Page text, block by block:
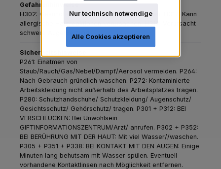
Gefahrenhinweise
H302: Gesundheitsschädlich bei Verschlucken.
H317: Kann
allergische Hautreaktionen verursachen.
H319: Verursacht
schwere Augenreizung.
Sicherheitshinweise
P261: Einatmen von
Staub/Rauch/Gas/Nebel/Dampf/Aerosol vermeiden. P264:
Nach Gebrauch gründlich waschen. P272: Kontaminierte
Arbeitskleidung nicht außerhalb des Arbeitsplatzes tragen.
P280: Schutzhandschuhe/ Schutzkleidung/ Augenschutz/
Gesichtsschutz/ Gehörschutz/ tragen. P301 + P312: BEI
VERSCHLUCKEN: Bei Unwohlsein
GIFTINFORMATIONSZENTRUM/Arzt/ anrufen. P302 + P352:
BEI BERÜHRUNG MIT DER HAUT: Mit viel Wasser//waschen.
P305 + P351 + P338: BEI KONTAKT MIT DEN AUGEN: Einige
Minuten lang behutsam mit Wasser spülen. Eventuell
vorhandene Kontaktlinsen nach Möglichkeit entfernen.
Nur technisch notwendige
Alle Cookies akzeptieren